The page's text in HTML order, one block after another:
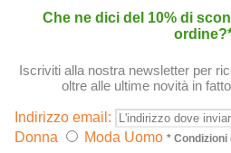
Che ne dici del 10% di
Iscriviti alla nostra newsletter per
oltre alle ultime novità in
Indirizzo email:
Donna
Moda Uomo *